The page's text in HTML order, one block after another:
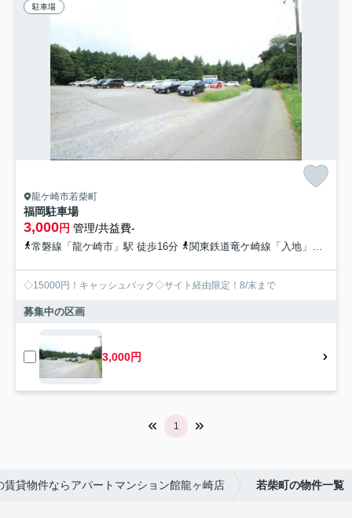
駐車場
龍ケ崎市若柴町
福岡駐車場
3,000円 管理/共益費-
常磐線「龍ケ崎市」駅 徒歩16分 関東鉄道竜ケ崎線「入地」駅 徒歩42分
◇15000円！キャッシュバック◇サイト経由限定！8/末まで
募集中の区画
3,000円
1
賃貸物件ならアパートマンション館龍ヶ崎店 若柴町の物件一覧